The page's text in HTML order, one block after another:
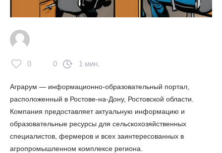
0 0 1 мин.
Аграрум — информационно-образовательный портал,
расположенный в Ростове-на-Дону, Ростовской области.
Компания предоставляет актуальную информацию и
образовательные ресурсы для сельскохозяйственных
специалистов, фермеров и всех заинтересованных в
агропромышленном комплексе региона.